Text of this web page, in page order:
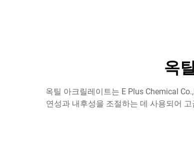
옥
옥틸 아크릴레이트는 E Plus Chemical
연성과 내후성을 조절하는 데 사용되어